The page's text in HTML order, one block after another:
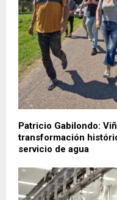
Patricio Gabilondo:
transformación
servicio de agua